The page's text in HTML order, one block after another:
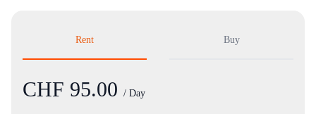
Rent Buy
Product
CHF 95.00 / Day